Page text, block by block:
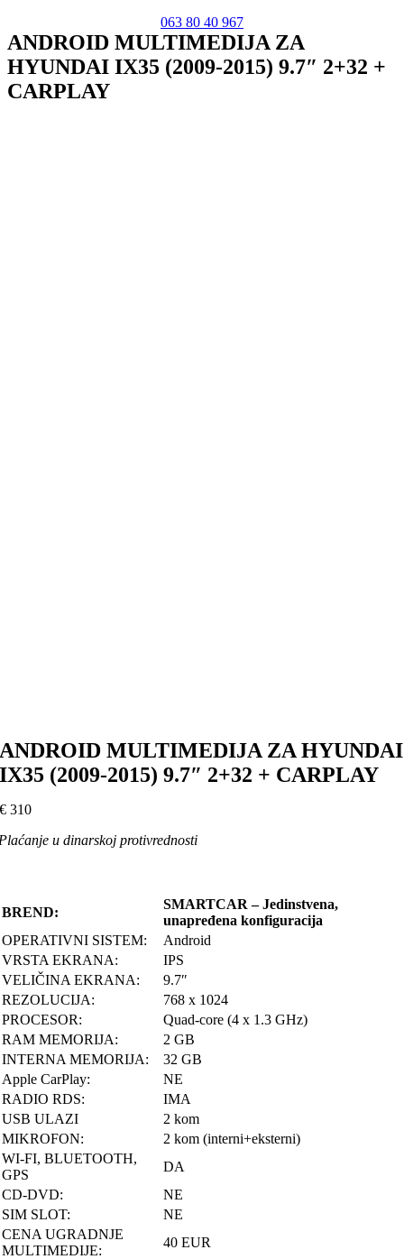
063 80 40 967
ANDROID MULTIMEDIJA ZA
HYUNDAI IX35 (2009-2015) 9.7″ 2+32 +
CARPLAY
ANDROID MULTIMEDIJA ZA HYUNDAI
IX35 (2009-2015) 9.7″ 2+32 + CARPLAY
€ 310
u dinarskoj protivrednosti
BREND:
SMARTCAR – Jedinstvena,
unapređena konfiguracija
OPERATIVNI SISTEM:
Android
VRSTA EKRANA:
IPS
VELIČINA EKRANA:
9.7″
REZOLUCIJA:
768 x 1024
PROCESOR:
Quad-core (4 x 1.3 GHz)
RAM MEMORIJA:
2 GB
INTERNA MEMORIJA:
32 GB
Apple CarPlay:
NE
RADIO RDS:
IMA
USB ULAZI
2 kom
MIKROFON:
2 kom (interni+eksterni)
WI-FI, BLUETOOTH,
GPS
DA
CD-DVD:
NE
SIM SLOT:
NE
CENA UGRADNJE
MULTIMEDIJE:
40 EUR